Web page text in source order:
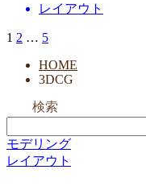
レイアウト
投
ペ
ー
ジ
1 2 … 5
HOME
3DCG
検索
モデリング
レイアウト